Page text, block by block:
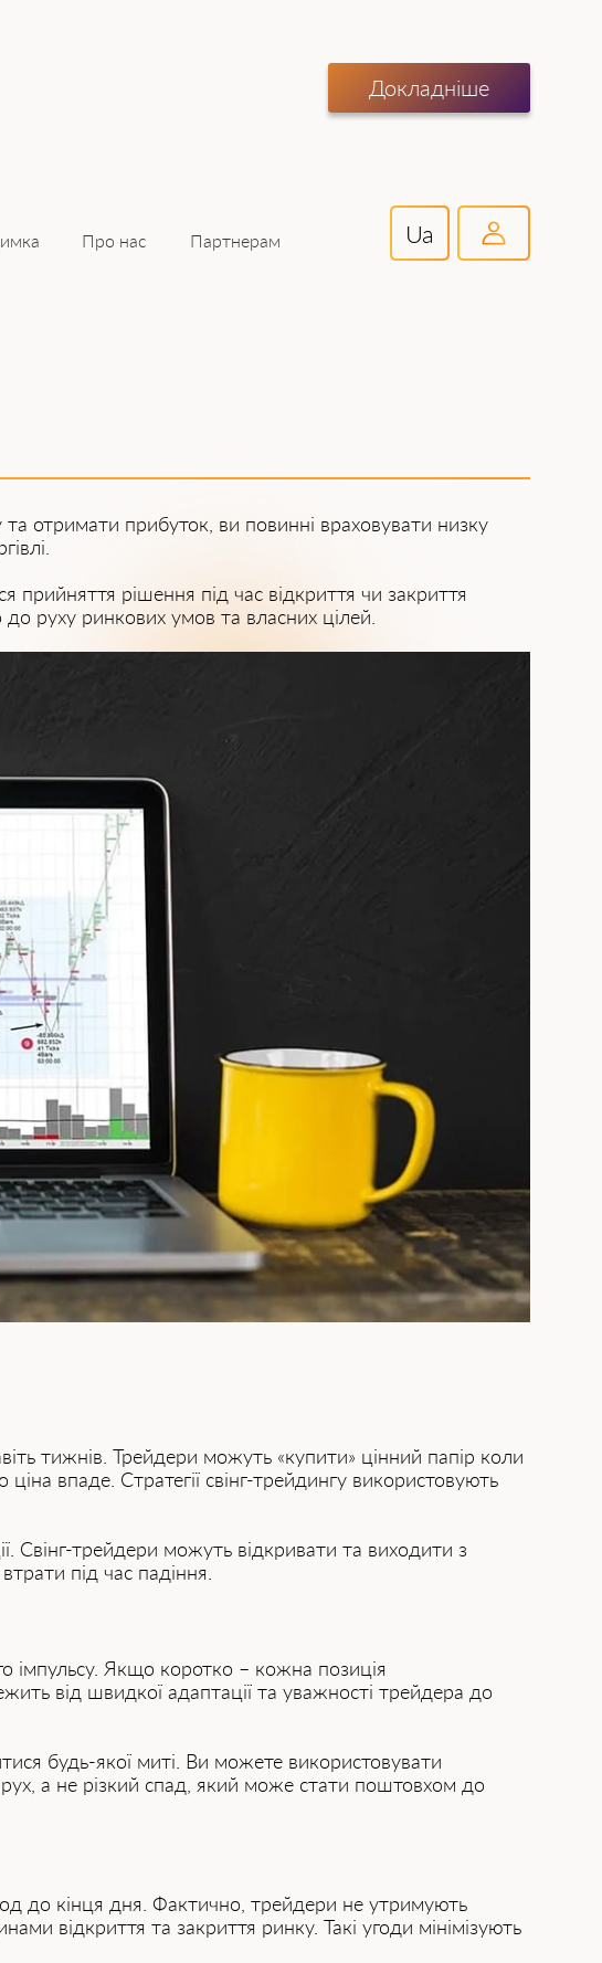
Докладніше
Про нас Партнерам Ua
та отримати прибуток, ви повинні враховувати низку
прийняття рішення під час відкриття чи закриття
руху ринкових умов та власних цілей.
тижнів. Трейдери можуть «купити» цінний папір коли
впаде. Стратегії свінг-трейдингу використовують
Свінг-трейдери можуть відкривати та виходити з
під час падіння.
імпульсу. Якщо коротко – кожна позиція
від швидкої адаптації та уважності трейдера до
будь-якої миті. Ви можете використовувати
а не різкий спад, який може стати поштовхом до
до кінця дня. Фактично, трейдери не утримують
відкриття та закриття ринку. Такі угоди мінімізують